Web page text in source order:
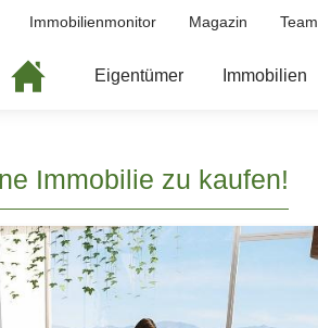
Immobilienmonitor Magazin Team
Eigentümer Immobilien
Immobilie zu kaufen!